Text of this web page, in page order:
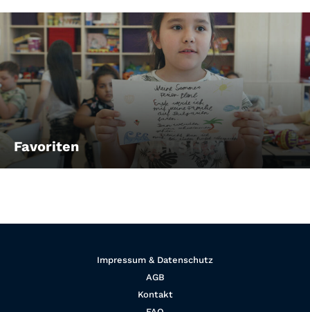
Favoriten
Impressum & Datenschutz
AGB
Kontakt